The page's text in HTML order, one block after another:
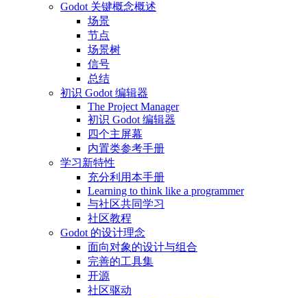
Godot 关键概念概述
场景
节点
场景树
信号
总结
初识 Godot 编辑器
The Project Manager
初识 Godot 编辑器
四个主屏幕
内置类参考手册
学习新特性
充分利用本手册
Learning to think like a programmer
与社区共同学习
社区教程
Godot 的设计理念
面向对象的设计与组合
完善的工具集
开源
社区驱动